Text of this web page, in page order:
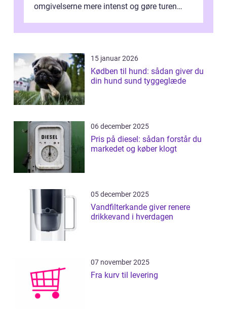
omgivelserne mere intenst og gøre turen
15 januar 2026
Kødben til hund: sådan giver du
din hund sund tyggeglæde
06 december 2025
Pris på diesel: sådan forstår du
markedet og køber klogt
05 december 2025
Vandfilterkande giver renere
drikkevand i hverdagen
07 november 2025
Fra kurv til levering